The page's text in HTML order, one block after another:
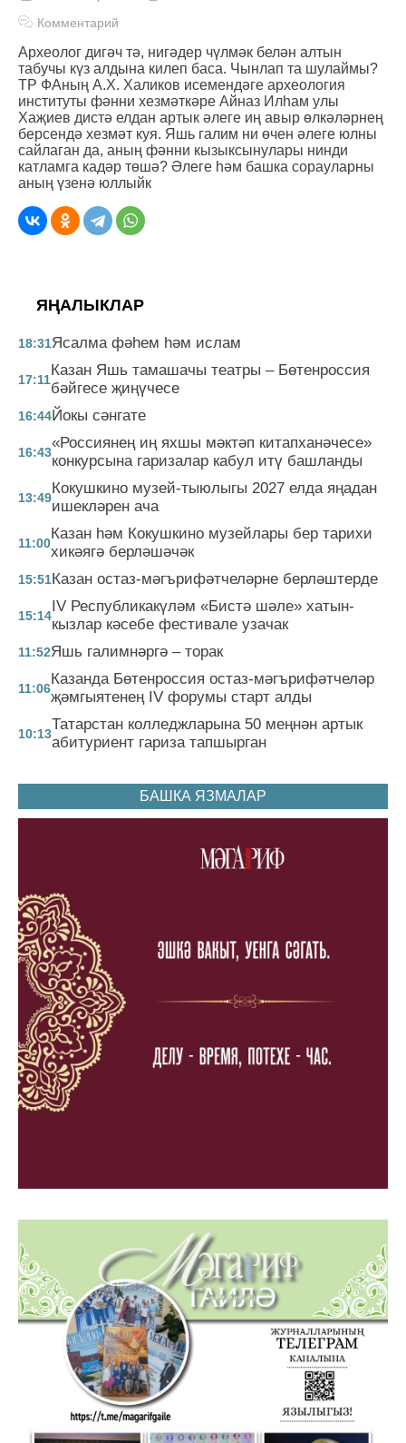
Комментарий
Археолог дигәч тә, нигәдер чүлмәк белән алтын
табучы күз алдына килеп баса. Чынлап та шулаймы?
ТР ФАның А.Х. Халиков исемендәге археология
институты фәнни хезмәткәре Айназ Илһам улы
Хаҗиев дистә елдан артык әлеге иң авыр өлкәләрнең
берсендә хезмәт куя. Яшь галим ни өчен әлеге юлны
сайлаган да, аның фәнни кызыксынулары нинди
катламга кадәр төшә? Әлеге һәм башка сорауларны
аның үзенә юллыйк
ЯҢАЛЫКЛАР
18:31Ясалма фәһем һәм ислам
17:11
Казан Яшь тамашачы театры – Бөтенроссия
бәйгесе җиңүчесе
16:44Йокы сәнгате
16:43
«Россиянең иң яхшы мәктәп китапханәчесе»
конкурсына гаризалар кабул итү башланды
13:49
Кокушкино музей-тыюлыгы 2027 елда яңадан
ишекләрен ача
11:00
Казан һәм Кокушкино музейлары бер тарихи
хикәягә берләшәчәк
15:51Казан остаз-мәгърифәтчеләрне берләштерде
15:14
IV Республикакүләм «Бистә шәле» хатын-
кызлар кәсебе фестивале узачак
11:52Яшь галимнәргә – торак
11:06
Казанда Бөтенроссия остаз-мәгърифәтчеләр
җәмгыятенең IV форумы старт алды
10:13
Татарстан колледжларына 50 меңнән артык
абитуриент гариза тапшырган
БАШКА ЯЗМАЛАР